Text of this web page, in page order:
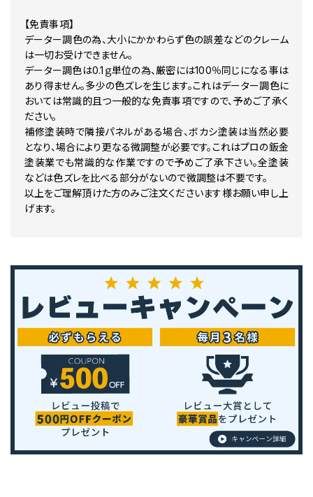
FAD ブルーイッシュグリーンM
FAH セラミックブルー(M)
FK1 ノルディックグリーンM
FL0 ライトグリニッシュシルバーM
FL1 オーガニックグリーン2GP
FP0 ライトグリニッシュシルバー2PM
FV1 ターコイズ 2M
FV2 グリーン 2M
FV3 ライトブルーイッシュグリーン 2M
FW0 アクアグリーン2M
FX0 グリーン2M
G41 ダイヤモンドブラック(P)
G42 ピュアブラック(PM)
GAB ナイトベールパープル(PM)
GAC ガーネットブラック(P)
GAE ファントムブラック(P)
HAA ウォームサテンシルバー
HAG カシミヤグレージュ(TPM)
HAJ ギャラクシーゴールド(TM)
J10 フレッシュオリーブ2M
J12 カーキ2S
J21 ユーカリグリーンM
J31 キウイグリーン
JAC オーガニックオリーブPM
JAD スプリンググリーン(PM)
JAE ヒマラヤンカーキ(M)
JAF ナチュラルハーブ(2M)
JP0 ライトグリーンM
JV0 ダークグリーン 2P
【免責事項】
データー調色の為、大小にかかわらず色の誤差などのクレーム
は一切お受けできません。
データー調色は0.1ｇ単位の為、厳密には100％同じになる事は
あり得ません。多少の色ズレを生じます。これはデーター調色に
おいては常識的且つ一般的な免責事項ですので、予めご了承く
ださい。
補修塗装時で隣接パネルがある場合、ボカシ塗装は当然必要
となり、場合により更なる微調整が必要です。これはプロの鈑金
塗装業でも常識的な作業ですので予めご了承下さい。全塗装
などは色ズレを比べる部分がないので微調整は不要です。
以上をご理解頂けた方のみご注文くださいます様お願い申し上
げます。